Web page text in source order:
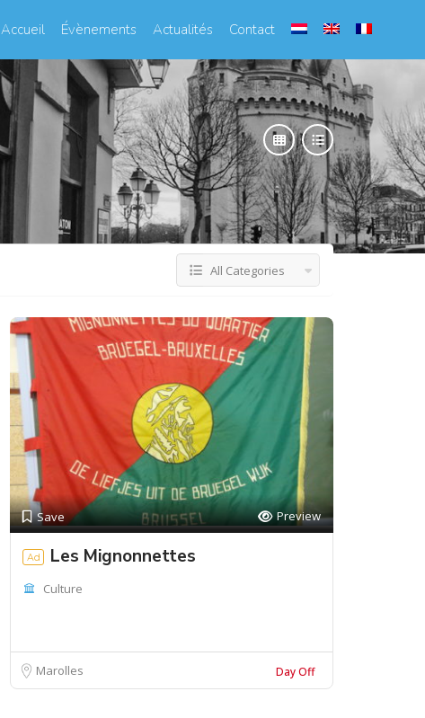
Accueil Évènements Actualités Contact
All Categories
Save Preview
Ad Les Mignonnettes
Culture
Marolles Day Off